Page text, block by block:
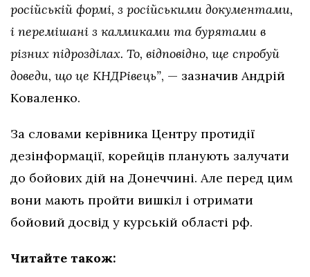
російській формі, з російськими документами,
і перемішані з калмиками та бурятами в
різних підрозділах. То, відповідно, ще спробуй
доведи, що це КНДРівець”, — зазначив Андрій
Коваленко.
За словами керівника Центру протидії
дезінформації, корейців планують залучати
до бойових дій на Донеччині. Але перед цим
вони мають пройти вишкіл і отримати
бойовий досвід у курській області рф.
Читайте також: